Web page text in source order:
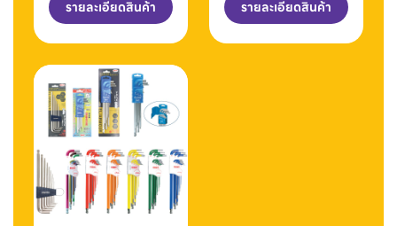
รายละเอียดสินค้า รายละเอียดสินค้า